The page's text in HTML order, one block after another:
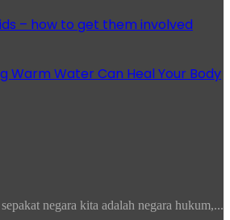
– how to get them involved
Warm Water Can Heal Your Body
negara kita adalah negara hukum,...